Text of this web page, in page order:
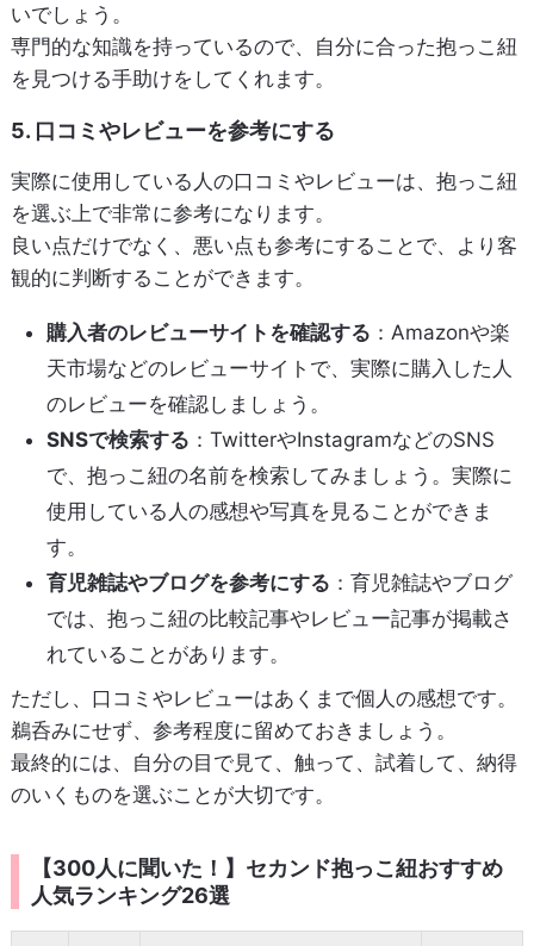
いでしょう。
専門的な知識を持っているので、自分に合った抱っこ紐
を見つける手助けをしてくれます。
5. 口コミやレビューを参考にする
実際に使用している人の口コミやレビューは、抱っこ紐
を選ぶ上で非常に参考になります。
良い点だけでなく、悪い点も参考にすることで、より客
観的に判断することができます。
購入者のレビューサイトを確認する ：Amazonや楽
天市場などのレビューサイトで、実際に購入した人
のレビューを確認しましょう。
SNSで検索する ：TwitterやInstagramなどのSNS
で、抱っこ紐の名前を検索してみましょう。実際に
使用している人の感想や写真を見ることができま
す。
育児雑誌やブログを参考にする ：育児雑誌やブログ
では、抱っこ紐の比較記事やレビュー記事が掲載さ
れていることがあります。
ただし、口コミやレビューはあくまで個人の感想です。
鵜呑みにせず、参考程度に留めておきましょう。
最終的には、自分の目で見て、触って、試着して、納得
のいくものを選ぶことが大切です。
【300人に聞いた！】セカンド抱っこ紐おすすめ
人気ランキング26選